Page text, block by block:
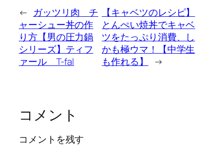
← ガッツリ肉 チ
ャーシュー丼の作
り方【男の圧力鍋
シリーズ】ティフ
ァール T-fal
【キャベツのレシピ】
とんぺい焼丼でキャベ
ツをたっぷり消費、し
かも極ウマ！【中学生
も作れる】
→
コメント
コメントを残す